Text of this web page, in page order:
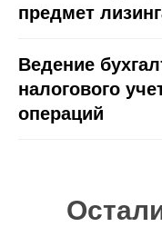
предмет
Ведение
налогового
операций